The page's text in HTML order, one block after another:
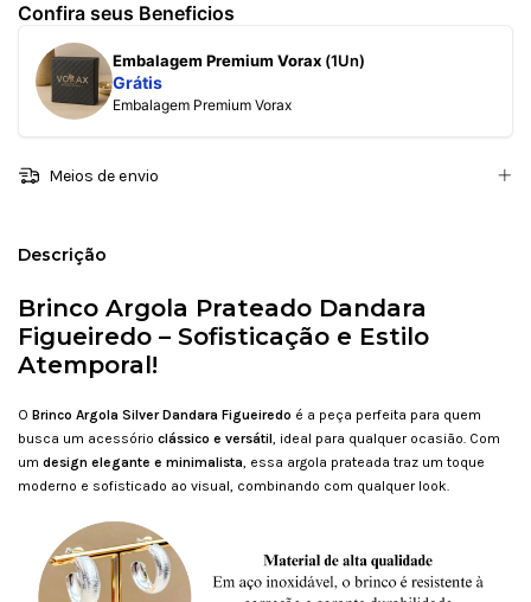
Confira seus Beneficios
Embalagem Premium Vorax (1Un)
Grátis
Embalagem Premium Vorax
Meios de envio
Descrição
Brinco Argola Prateado Dandara
Figueiredo – Sofisticação e Estilo
Atemporal!
O Brinco Argola Silver Dandara Figueiredo é a peça perfeita para quem
busca um acessório clássico e versátil , ideal para qualquer ocasião. Com
um design elegante e minimalista , essa argola prateada traz um toque
moderno e sofisticado ao visual, combinando com qualquer look.